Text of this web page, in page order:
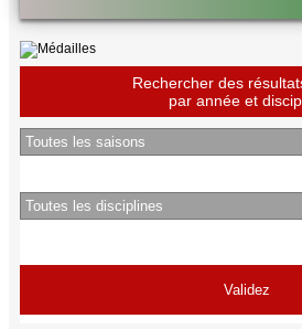
Rechercher des
par année et